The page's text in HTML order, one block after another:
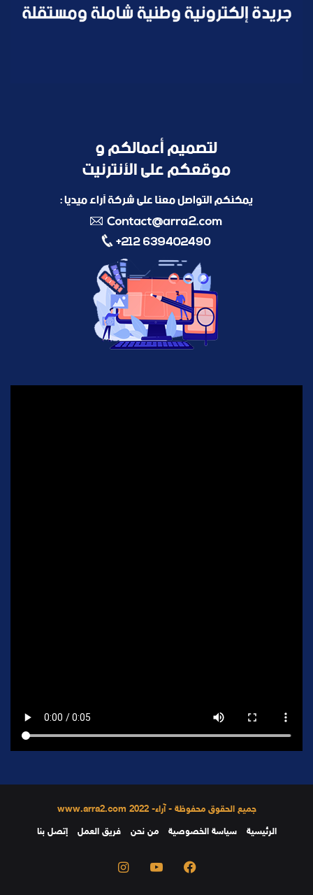
جميع الحقوق محفوظة - آراء- 2022 www.arra2.com
الرئيسية
سياسة الخصوصية من نحن فريق العمل إتصل بنا
فيسبوك يوتيوب